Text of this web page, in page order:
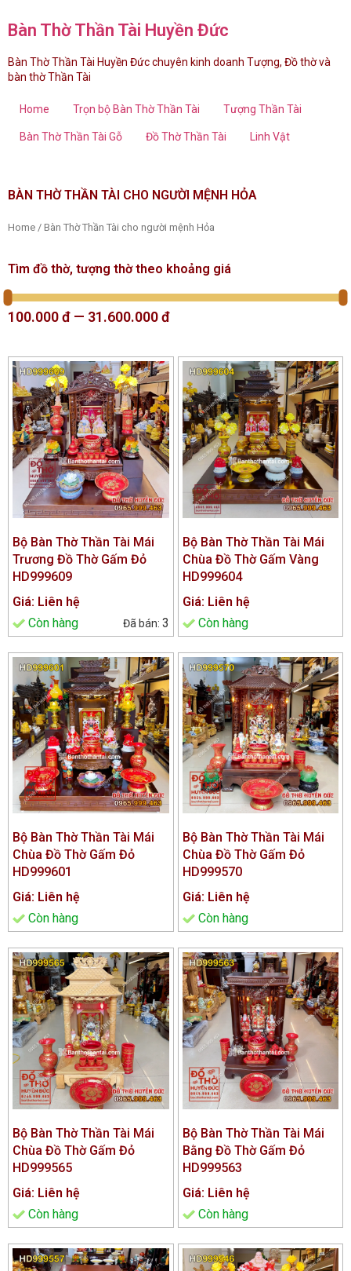
Bàn Thờ Thần Tài Huyền Đức
Bàn Thờ Thần Tài Huyền Đức chuyên kinh doanh Tượng, Đồ thờ và
bàn thờ Thần Tài
Home Trọn bộ Bàn Thờ Thần Tài Tượng Thần Tài
Bàn Thờ Thần Tài Gỗ Đồ Thờ Thần Tài Linh Vật
BÀN THỜ THẦN TÀI CHO NGƯỜI MỆNH HỎA
Home / Bàn Thờ Thần Tài cho người mệnh Hỏa
Tìm đồ thờ, tượng thờ theo khoảng giá
100.000đ — 31.600.000đ
Bộ Bàn Thờ Thần Tài Mái
Trương Đồ Thờ Gấm Đỏ
HD999609
Giá: Liên hệ
Còn hàng
3
Bộ Bàn Thờ Thần Tài Mái
Chùa Đồ Thờ Gấm Vàng
HD999604
Giá: Liên hệ
Còn hàng
Bộ Bàn Thờ Thần Tài Mái
Chùa Đồ Thờ Gấm Đỏ
HD999601
Giá: Liên hệ
Còn hàng
Bộ Bàn Thờ Thần Tài Mái
Chùa Đồ Thờ Gấm Đỏ
HD999570
Giá: Liên hệ
Còn hàng
Bộ Bàn Thờ Thần Tài Mái
Chùa Đồ Thờ Gấm Đỏ
HD999565
Giá: Liên hệ
Còn hàng
Bộ Bàn Thờ Thần Tài Mái
Bằng Đồ Thờ Gấm Đỏ
HD999563
Giá: Liên hệ
Còn hàng